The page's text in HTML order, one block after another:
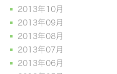
2013年10月
2013年09月
2013年08月
2013年07月
2013年06月